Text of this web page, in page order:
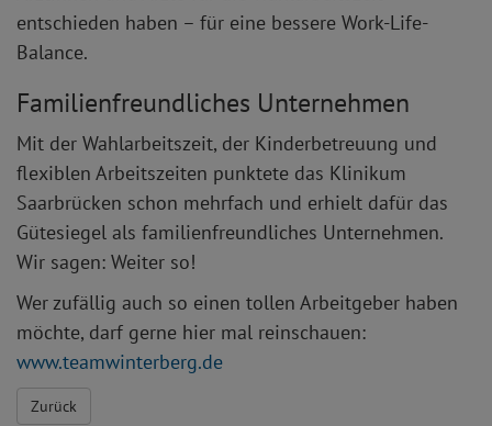
entschieden haben – für eine bessere Work-Life-
Balance.
Familienfreundliches Unternehmen
Mit der Wahlarbeitszeit, der Kinderbetreuung und
flexiblen Arbeitszeiten punktete das Klinikum
Saarbrücken schon mehrfach und erhielt dafür das
Gütesiegel als familienfreundliches Unternehmen.
Wir sagen: Weiter so!
Wer zufällig auch so einen tollen Arbeitgeber haben
möchte, darf gerne hier mal reinschauen:
www.teamwinterberg.de
Zurück